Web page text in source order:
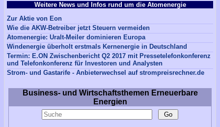
Weitere News und Infos rund um die Atomenergie
Zur Aktie von Eon
Wie die AKW-Betreiber jetzt Steuern vermeiden
Atomenergie: Uralt-Meiler dominieren Europa
Windenergie überholt erstmals Kernenergie in Deutschland
Termin: E.ON Zwischenbericht Q2 2017 mit Pressetelefonkonferenz
und Telefonkonferenz für Investoren und Analysten
Strom- und Gastarife - Anbieterwechsel auf strompreisrechner.de
Business- und Wirtschaftsthemen Erneuerbare
Energien